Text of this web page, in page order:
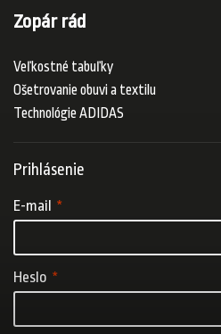
Zopár rád
Veľkostné tabuľky
Ošetrovanie obuvi a textilu
Technológie ADIDAS
Prihlásenie
E-mail
Heslo